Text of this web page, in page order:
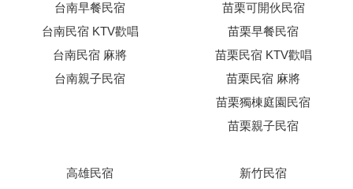
台南早餐民宿
台南民宿 KTV歡唱
台南民宿 麻將
台南親子民宿
苗栗可開伙民宿
苗栗早餐民宿
苗栗民宿 KTV歡唱
苗栗民宿 麻將
苗栗獨棟庭園民宿
苗栗親子民宿
高雄民宿
新竹民宿